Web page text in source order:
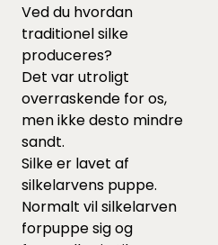
Ved du hvordan
traditionel silke
produceres?
Det var utroligt
overraskende for os,
men ikke desto mindre
sandt.
Silke er lavet af
silkelarvens puppe.
Normalt vil silkelarven
forpuppe sig og